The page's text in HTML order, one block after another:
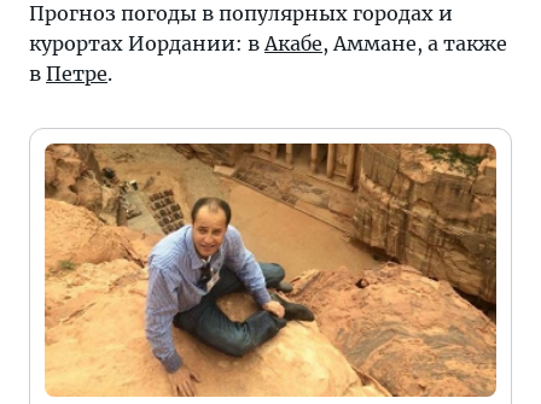
Прогноз погоды в популярных городах и
курортах Иордании: вАкабе,Аммане, а также
в Петре.